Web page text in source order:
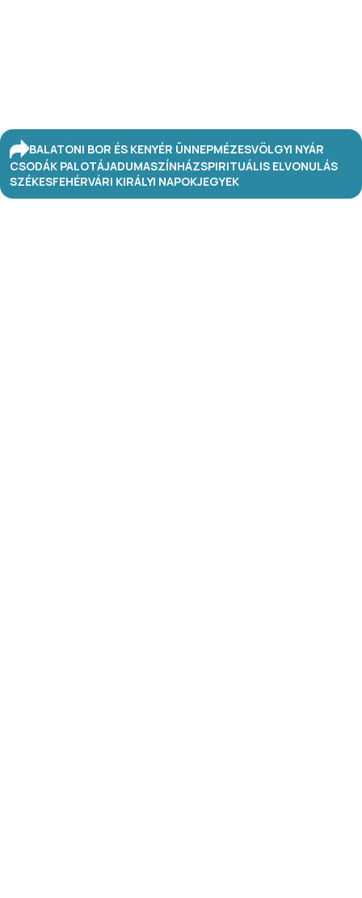
BALATONI BOR ÉS KENYÉR ÜNNEPMÉZESVÖLGYI NYÁR
CSODÁK PALOTÁJADUMASZÍNHÁZSPIRITUÁLIS ELVONULÁS
SZÉKESFEHÉRVÁRI KIRÁLYI NAPOKJEGYEK